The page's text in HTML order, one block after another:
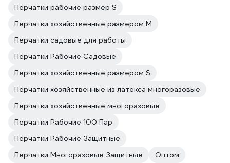
Перчатки рабочие размер S
Перчатки хозяйственные размером M
Перчатки садовые для работы
Перчатки Рабочие Садовые
Перчатки хозяйственные размером S
Перчатки хозяйственные из латекса многоразовые
Перчатки хозяйственные многоразовые
Перчатки Рабочие 100 Пар
Перчатки Рабочие Защитные
Перчатки Многоразовые Защитные
Оптом